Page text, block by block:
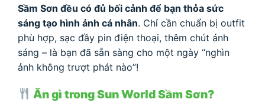
Sầm Sơn đều có đủ bối cảnh để bạn thỏa sức
sáng tạo hình ảnh cá nhân. Chỉ cần chuẩn bị outfit
phù hợp, sạc đầy pin điện thoại, thêm chút ánh
sáng – là bạn đã sẵn sàng cho một ngày “nghìn
ảnh không trượt phát nào”!
Ăn gì trong Sun World Sầm Sơn?